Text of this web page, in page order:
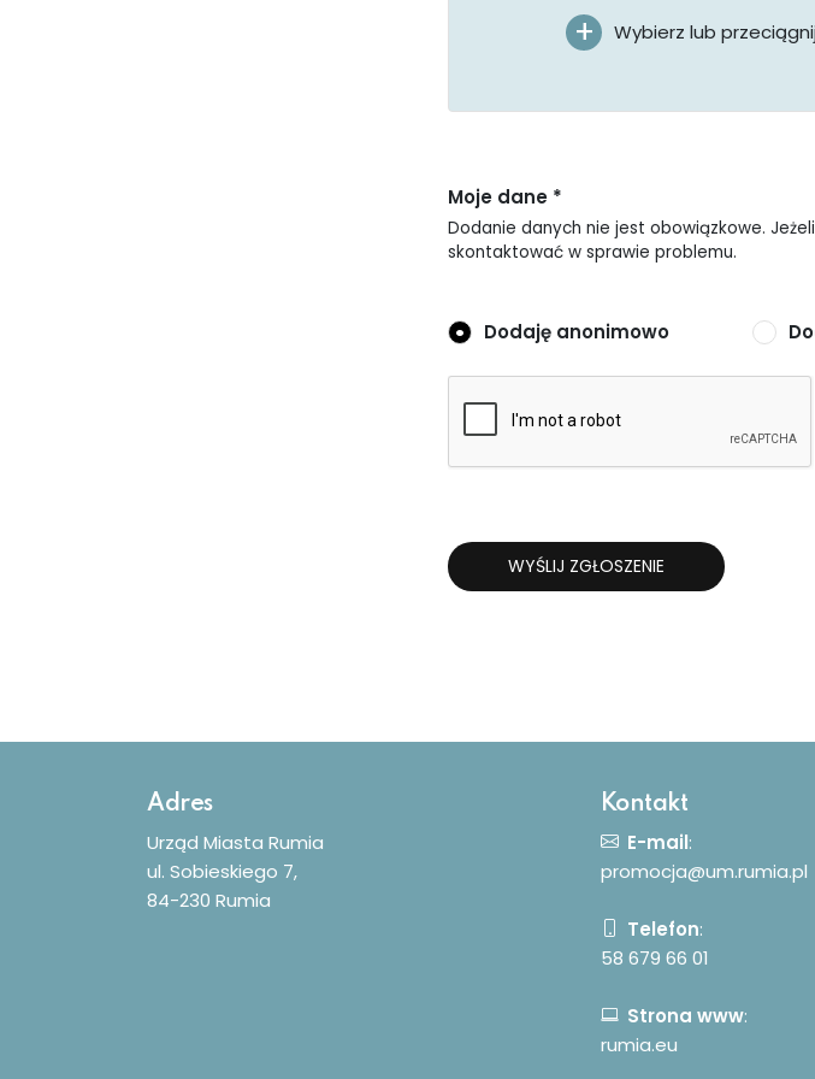
Wybierz lub
Moje dane *
Dodanie danych nie jest obowiązkowe.
skontaktować w sprawie problemu.
Dodaję anonimowo
WYŚLIJ ZGŁOSZENIE
Adres
Urząd Miasta Rumia
ul. Sobieskiego 7,
84-230 Rumia
Kontakt
E-mail:
promocja@um.rumia.pl
Telefon:
58 679 66 01
Strona www:
rumia.eu